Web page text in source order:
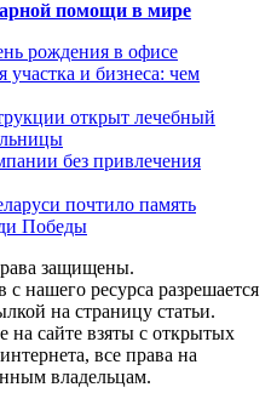
помощи в мире
рождения в офисе
и бизнеса: чем
открыт лечебный
без привлечения
почтило память
Победы
защищены.
нашего ресурса разрешается
на страницу статьи.
на сайте взяты с открытых
все права на
владельцам.